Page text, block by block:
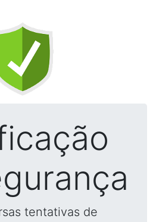
tentativas de